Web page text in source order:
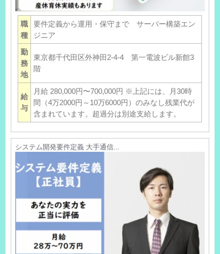
職
種
要件定義から運用・保守まで サーバー構築エン
ジニア
勤
務
地
東京都千代田区外神田2-4-4 第一電波ビル新館3
階
給
与
月給 280,000円〜700,000円 ※上記には、月30時
間（4万2000円～10万6000円）のみなし残業代が
含まれています。超過分は別途支給します。
システム開発要件定義 大手通信...